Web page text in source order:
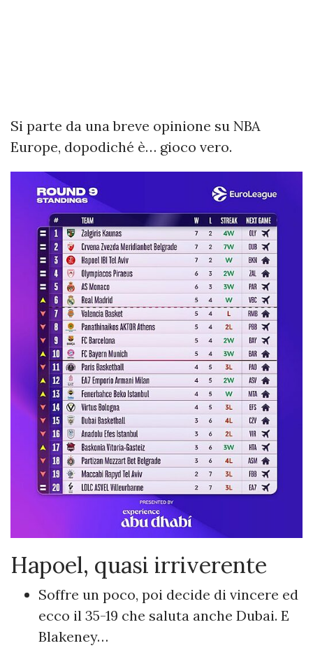
Si parte da una breve opinione su NBA
Europe, dopodiché è… gioco vero.
Hapoel, quasi irriverente
Soffre un poco, poi decide di vincere ed
ecco il 35-19 che saluta anche Dubai. E
Blakeney…